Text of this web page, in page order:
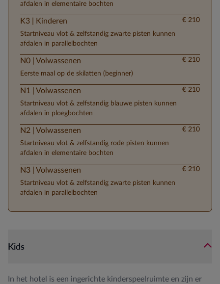
afdalen in elementaire bochten
K3 | Kinderen
Startniveau vlot & zelfstandig zwarte pisten kunnen
afdalen in parallelbochten
€ 210
N0 | Volwassenen
Eerste maal op de skilatten (beginner)
€ 210
N1 | Volwassenen
Startniveau vlot & zelfstandig blauwe pisten kunnen
afdalen in ploegbochten
€ 210
N2 | Volwassenen
Startniveau vlot & zelfstandig rode pisten kunnen
afdalen in elementaire bochten
€ 210
N3 | Volwassenen
Startniveau vlot & zelfstandig zwarte pisten kunnen
afdalen in parallelbochten
€ 210
Kids
In het hotel is een ingerichte kinderspeelruimte en zijn er